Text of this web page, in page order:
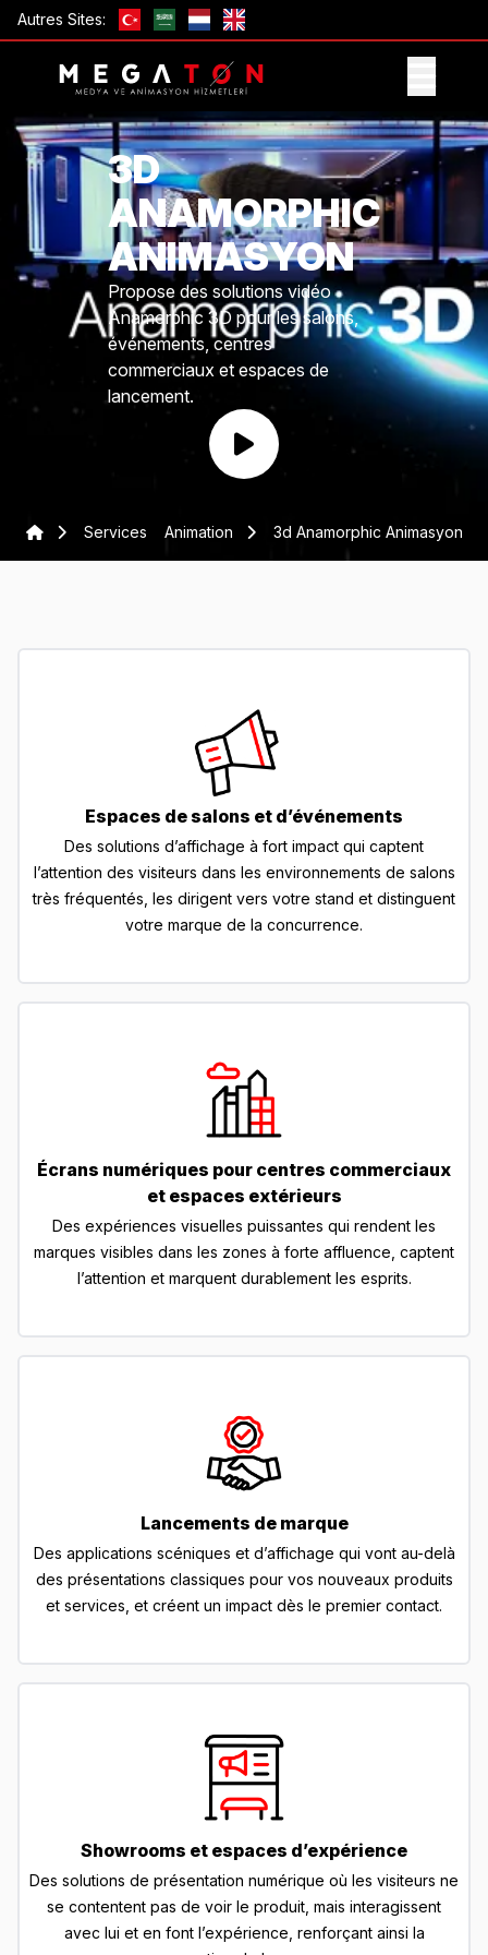
Autres Sites:
3D
ANAMORPHIC
ANIMASYON
Propose des solutions vidéo
Anamorphic 3D pour les salons,
événements, centres
commerciaux et espaces de
lancement.
Services Animation 3d Anamorphic Animasyon
Espaces de salons et d’événements
Des solutions d’affichage à fort impact qui captent
l’attention des visiteurs dans les environnements de salons
très fréquentés, les dirigent vers votre stand et distinguent
votre marque de la concurrence.
Écrans numériques pour centres commerciaux
et espaces extérieurs
Des expériences visuelles puissantes qui rendent les
marques visibles dans les zones à forte affluence, captent
l’attention et marquent durablement les esprits.
Lancements de marque
Des applications scéniques et d’affichage qui vont au-delà
des présentations classiques pour vos nouveaux produits
et services, et créent un impact dès le premier contact.
Showrooms et espaces d’expérience
Des solutions de présentation numérique où les visiteurs ne
se contentent pas de voir le produit, mais interagissent
avec lui et en font l’expérience, renforçant ainsi la